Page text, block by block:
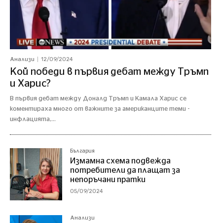
Анализи 12/09/2024
Кой победи в първия дебат между Тръмп
и Харис?
В първия дебат между Доналд Тръмп и Камала Харис се
коментираха много от важните за американците теми -
инфлацията,...
България
Измамна схема подвежда
потребители да плащат за
непоръчани пратки
05/09/2024
Анализи